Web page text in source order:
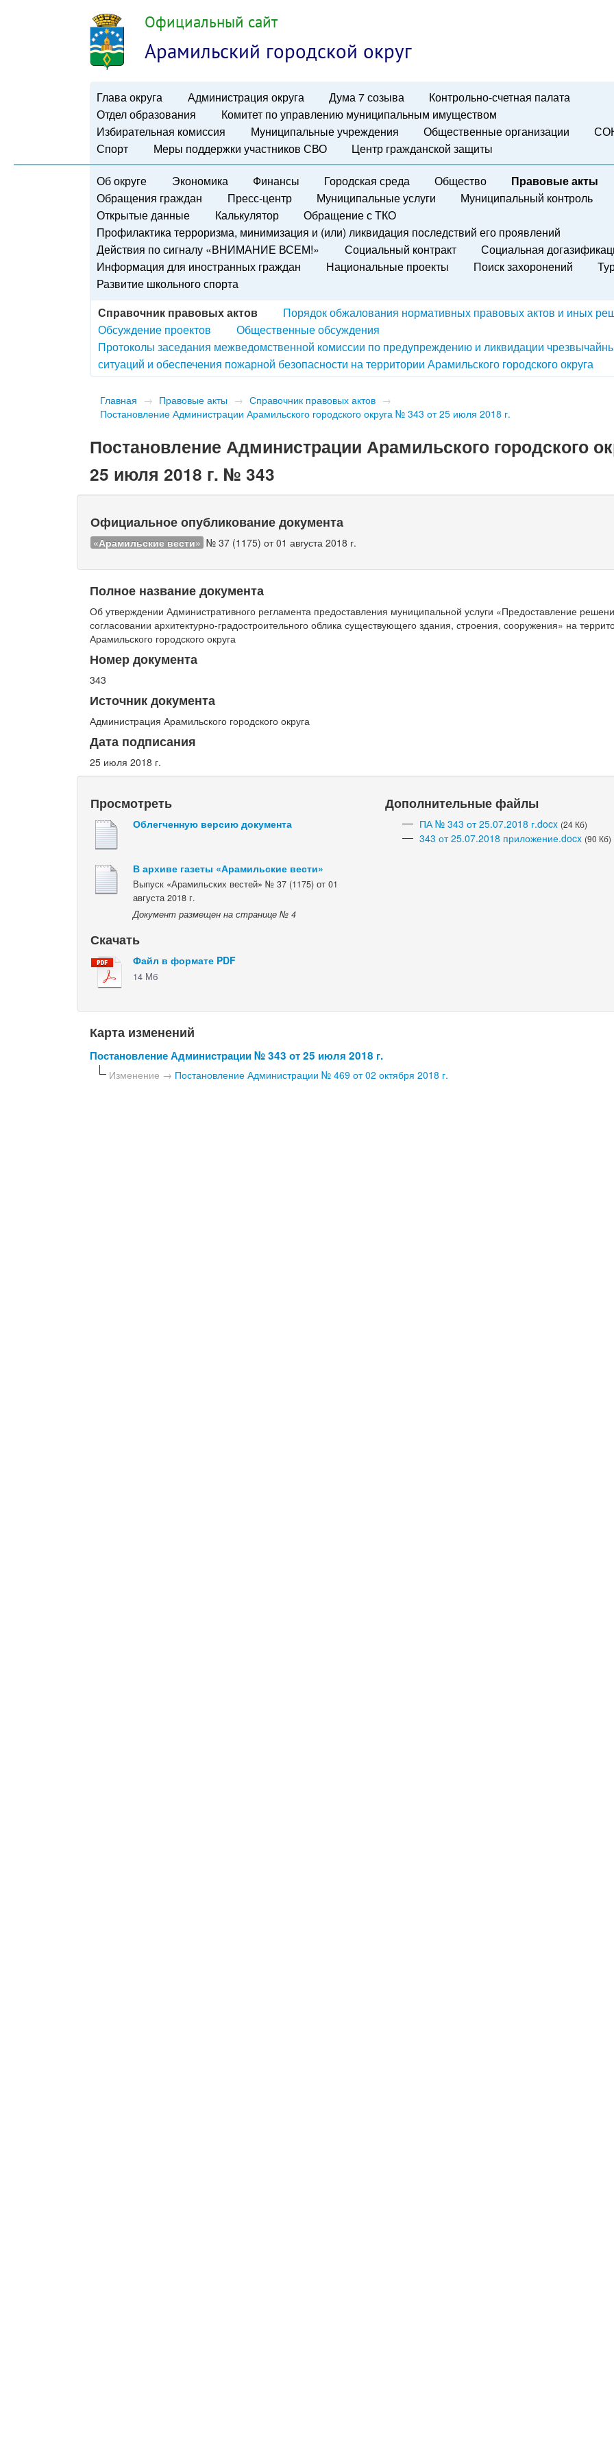
Официальный сайт
Арамильский городской округ
Глава округа Администрация округа Дума 7 созыва
Контрольно-счетная палата
Отдел образования
Комитет по управлению муниципальным имуществом
Избирательная комиссия
Муниципальные учреждения Общественные организации
Спорт
Меры поддержки участников СВО Центр гражданской защиты
Об округе Экономика Финансы Городская среда Общество
Правовые акты
Обращения граждан
Пресс-центр Муниципальные услуги
Муниципальный контроль
Открытые данные
Калькулятор
Обращение с ТКО
Профилактика терроризма, минимизация и (или) ликвидация последствий его проявлений
Действия по сигналу «ВНИМАНИЕ ВСЕМ!»
Социальный контракт
Социальная
Информация для иностранных граждан
Национальные проекты Поиск захоронений
Развитие школьного спорта
Справочник правовых актов
Порядок обжалования нормативных правовых актов и иных
Обсуждение проектов
Общественные обсуждения
Протоколы заседания межведомственной комиссии по предупреждению и ликвидации
ситуаций и обеспечения пожарной безопасности на территории Арамильского городского округа
Главная → Правовые акты → Справочник правовых актов →
Постановление Администрации Арамильского городского округа № 343 от 25 июля 2018 г.
Постановление Администрации Арамильского городского
25 июля 2018 г. № 343
Официальное опубликование документа
«Арамильские вести» № 37 (1175) от 01 августа 2018 г.
Полное название документа
Об утверждении Административного регламента предоставления муниципальной услуги «Предоставление
согласовании архитектурно-градостроительного облика существующего здания, строения, сооружения» на
Арамильского городского округа
Номер документа
343
Источник документа
Администрация Арамильского городского округа
Дата подписания
25 июля 2018 г.
Просмотреть
Облегченную версию документа
В архиве газеты «Арамильские вести»
Выпуск «Арамильских вестей» № 37 (1175) от 01
августа 2018 г.
Документ размещен на странице № 4
Скачать
Файл в формате PDF
14 Мб
Дополнительные файлы
ПА № 343 от 25.07.2018 г.docx (24 Кб)
343 от 25.07.2018 приложение.docx (90 Кб)
Карта изменений
Постановление Администрации № 343 от 25 июля 2018 г.
Изменение → Постановление Администрации № 469 от 02 октября 2018 г.